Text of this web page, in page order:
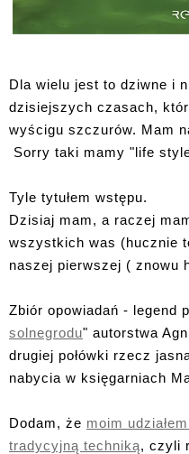
Dla wielu jest to dziwne i
dzisiejszych czasach,
wyścigu szczurów. Mam
Sorry taki mamy "life
Tyle tytułem wstępu.
Dzisiaj mam, a raczej
wszystkich was (hucznie
naszej pierwszej ( znowu
Zbiór opowiadań - legend
solnegrodu" autorstwa
drugiej połówki rzecz
nabycia w księgarniach
Dodam, że moim
tradycyjną techniką, czyli